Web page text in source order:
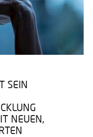
SEIN
NEUEN,